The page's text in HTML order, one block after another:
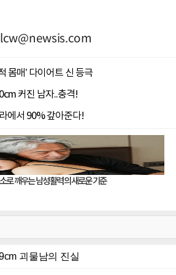
lcw@newsis.com